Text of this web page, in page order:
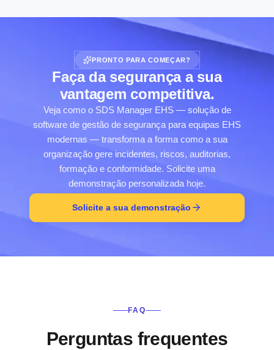
PRONTO PARA COMEÇAR?
Faça da segurança a sua
vantagem competitiva.
Veja como o SDS Manager EHS — solução de
software de gestão de segurança para equipas EHS
modernas — transforma a forma como a sua
organização gere incidentes, riscos, auditorias,
formação e conformidade. Solicite uma
demonstração personalizada hoje.
Solicite a sua demonstração
FAQ
Perguntas frequentes